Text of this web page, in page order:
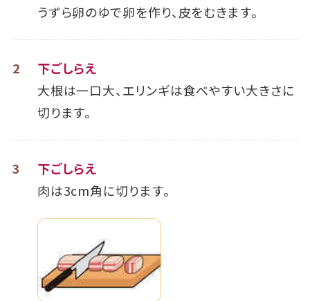
うずら卵のゆで卵を作り、皮をむきます。
2
下ごしらえ
大根は一口大、エリンギは食べやすい大きさに
切ります。
3
下ごしらえ
肉は3cm角に切ります。